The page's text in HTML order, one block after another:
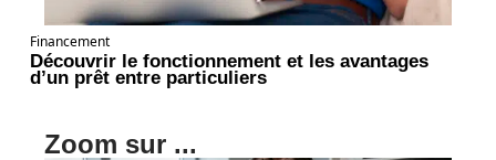
Financement
Découvrir le fonctionnement et les avantages
d’un prêt entre particuliers
Zoom sur ...